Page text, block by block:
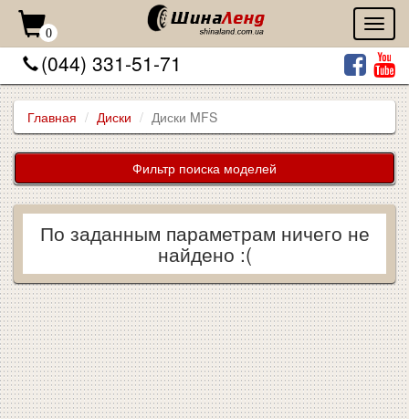
0
(044) 331-51-71
Главная Диски Диски MFS
Фильтр поиска моделей
По заданным параметрам ничего не
найдено :(